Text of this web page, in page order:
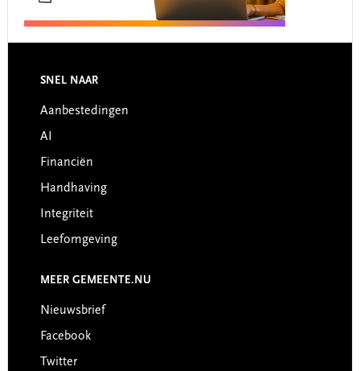
Footer
SNEL NAAR
Aanbestedingen
AI
Financiën
Handhaving
Integriteit
Leefomgeving
MEER GEMEENTE.NU
Nieuwsbrief
Facebook
Twitter